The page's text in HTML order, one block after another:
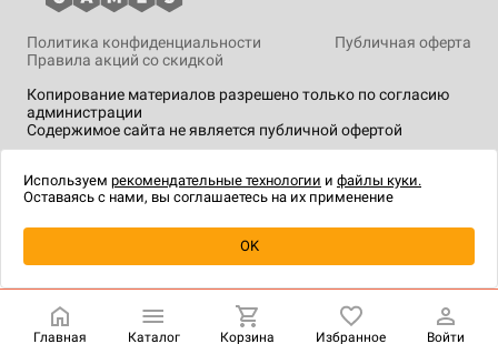
Уведомить о наличии
Копирование материалов разрешено только по согласию
администрации
Содержимое сайта не является публичной офертой
Политика конфиденциальности
Публичная оферта
Правила акций со скидкой
технологии.
Главная Каталог Корзина Избранное Войти
Используем рекомендательные технологии и файлы куки.
Оставаясь с нами, вы соглашаетесь на их применение
OK